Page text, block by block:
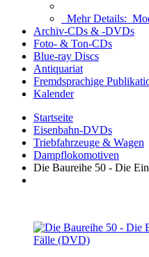
Mehr Details:
Archiv-CDs & -DVDs
Foto- & Ton-CDs
Blue-ray Discs
Antiquariat
Fremdsprachige
Kalender
Startseite
Eisenbahn-DVDs
Triebfahrzeuge & Wagen
Dampflokomotiven
Die Baureihe 50 - Die